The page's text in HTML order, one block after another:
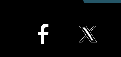
Facebook
X